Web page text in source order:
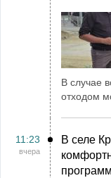
В случае
отходом
11:23
вчера
В селе